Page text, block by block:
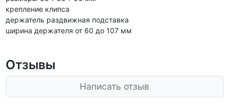
крепление клипса
держатель раздвижная подставка
ширина держателя от 60 до 107 мм
Отзывы
Написать отзыв